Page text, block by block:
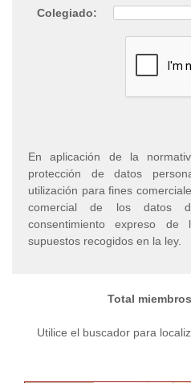
Colegiado:
En aplicación de la
protección de datos
utilización para fines
comercial de los datos
consentimiento expreso
supuestos recogidos en la ley.
Total
Utilice el buscador para